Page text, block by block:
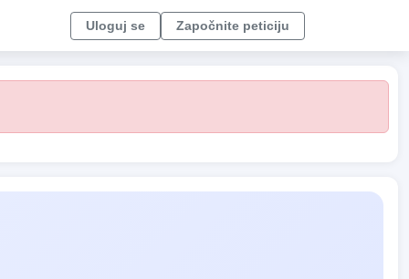
Uloguj se Započnite peticiju